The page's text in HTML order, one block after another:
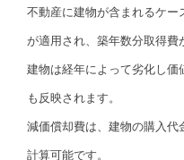
不動産に建物が含まれるケ
が適用され、築年数分取得費
建物は経年によって劣化し価
も反映されます。
減価償却費は、建物の購入代
計算可能です。